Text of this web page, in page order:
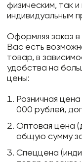
физическим, так
индивидуальным
Оформляя заказ
Вас есть
товар, в
удобства на
цены:
Розничная
000 рублей,
Оптовая цена
общую сумму
Спеццена